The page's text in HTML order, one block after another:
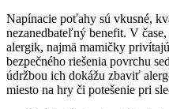
Napínacie poťahy sú vkusné,
nezanedbateľný benefit. V
alergik, najmä mamičky
bezpečného riešenia povrchu
údržbou ich dokážu zbaviť
miesto na hry či potešenie pri